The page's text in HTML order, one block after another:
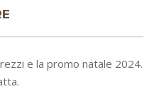
e la promo natale 2024.